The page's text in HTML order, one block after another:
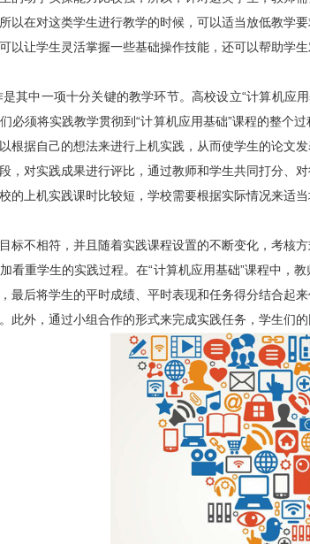
以在对这类学生进行教学的时候，可以适当放低教
以让学生灵活掌握一些基础操作技能，还可以帮助学
其中一项十分关键的教学环节。高校设立“计算机
必须将实践教学贯彻到“计算机应用基础”课程的整
根据自己的想法来进行上机实践，从而使学生的论
，对实践成果进行评比，通过教师和学生共同打分
的上机实践课时比较短，学校需要根据实际情况来适当
不相符，并且随着实践课程设置的不断变化，考核
看重学生的实践过程。在“计算机应用基础”课程中
最后将学生的平时成绩、平时表现和任务得分结合
此外，通过小组合作的形式来完成实践任务，学生们的